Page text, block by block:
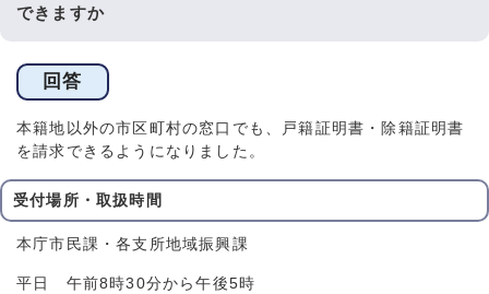
できますか
回答
本籍地以外の市区町村の窓口でも、戸籍証明書・除籍証明書
を請求できるようになりました。
受付場所・取扱時間
本庁市民課・各支所地域振興課
平日 午前8時30分から午後5時